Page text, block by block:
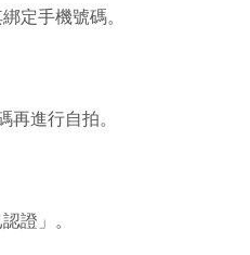
定手機號碼。
再進行自拍。
證」。